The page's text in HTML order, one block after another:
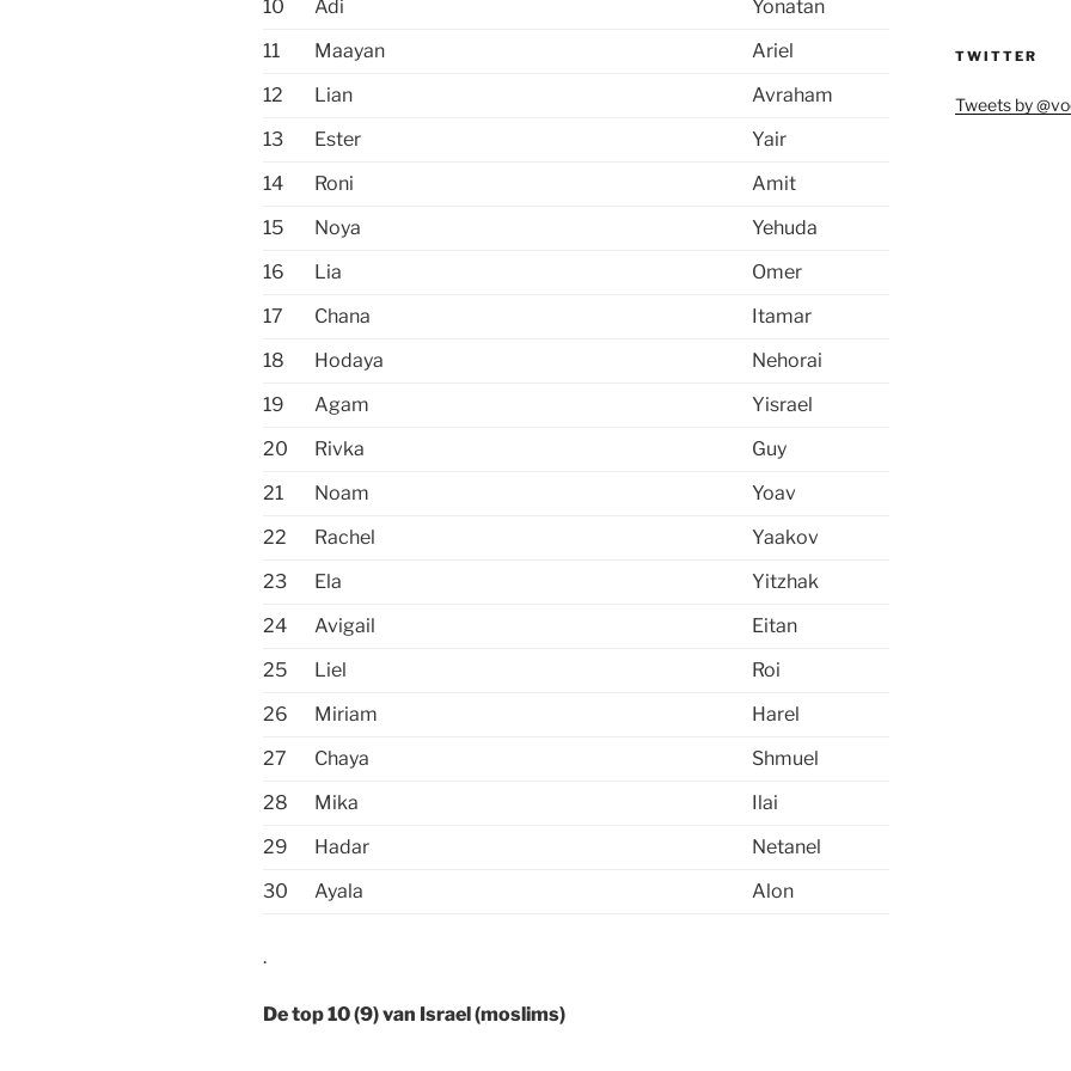
10
Adi
Yonatan
11
Maayan
Ariel
12
Lian
Avraham
13
Ester
Yair
14
Roni
Amit
15
Noya
Yehuda
16
Lia
Omer
17
Chana
Itamar
18
Hodaya
Nehorai
19
Agam
Yisrael
20
Rivka
Guy
21
Noam
Yoav
22
Rachel
Yaakov
23
Ela
Yitzhak
24
Avigail
Eitan
25
Liel
Roi
26
Miriam
Harel
27
Chaya
Shmuel
28
Mika
Ilai
29
Hadar
Netanel
30
Ayala Alon
.
De top 10 (9) van Israel (moslims)
TWITTER
Tweets by